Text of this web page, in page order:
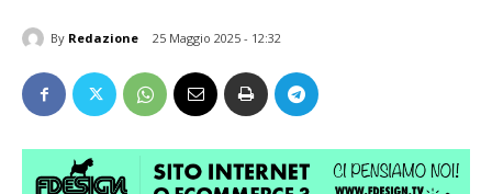
By Redazione 25 Maggio 2025 - 12:32